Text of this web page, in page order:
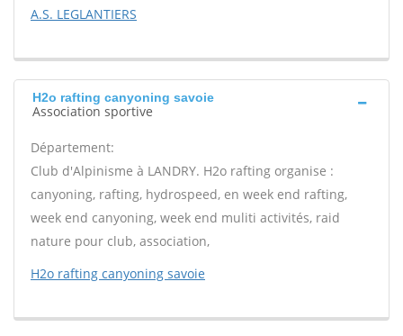
A.S. LEGLANTIERS
H2o rafting canyoning savoie
Association sportive
Département:
Club d'Alpinisme à LANDRY. H2o rafting organise :
canyoning, rafting, hydrospeed, en week end rafting,
week end canyoning, week end muliti activités, raid
nature pour club, association,
H2o rafting canyoning savoie